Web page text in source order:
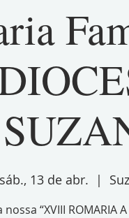
sáb., 13 de abr.
  |
“XVIII ROMARIA